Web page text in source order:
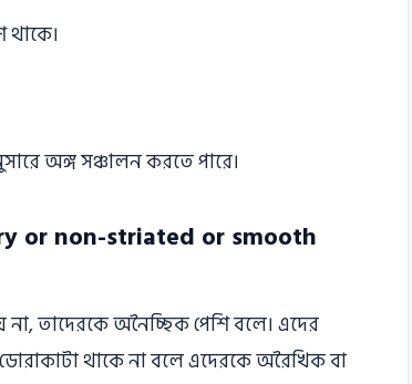
থাকে।
অঙ্গ সঞ্চালন করতে পারে।
or non-striated or smooth
না, তাদেরকে অনৈচ্ছিক পেশি বলে। এদের
ডােরাকাটা থাকে না বলে এদেরকে অরৈখিক বা